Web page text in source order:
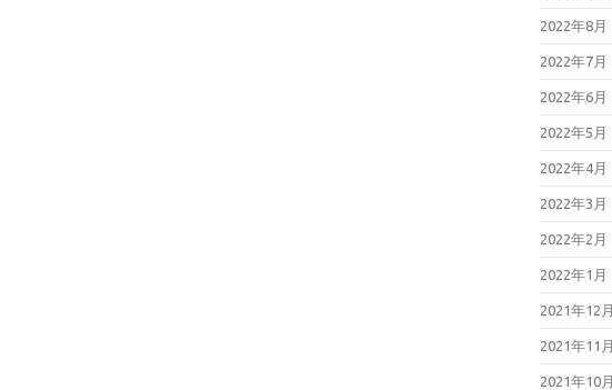
2022年8月
2022年7月
2022年6月
2022年5月
2022年4月
2022年3月
2022年2月
2022年1月
2021年12月
2021年11月
2021年10月